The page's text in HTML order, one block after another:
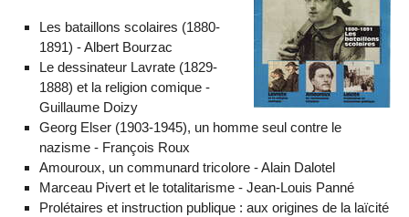
Les bataillons scolaires (1880-
1891) - Albert Bourzac
Le dessinateur Lavrate (1829-
1888) et la religion comique -
Guillaume Doizy
Georg Elser (1903-1945), un homme seul contre le
nazisme - François Roux
Amouroux, un communard tricolore - Alain Dalotel
Marceau Pivert et le totalitarisme - Jean-Louis Panné
Prolétaires et instruction publique : aux origines de la laïcité